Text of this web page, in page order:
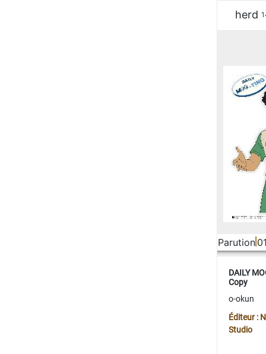
herd
Parution
DAILY
Copy
o-okun
Éditeur :
Studio